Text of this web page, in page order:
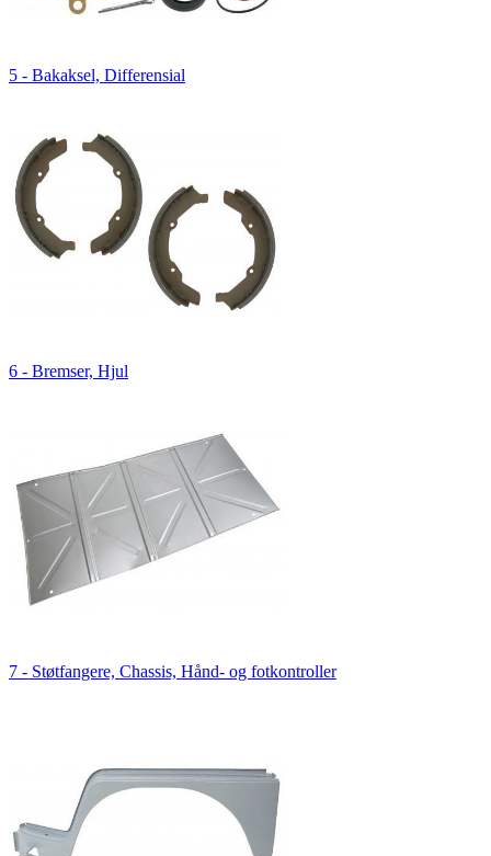
5 - Bakaksel, Differensial
6 - Bremser, Hjul
7 - Støtfangere, Chassis, Hånd- og fotkontroller